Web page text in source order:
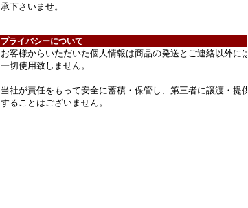
承下さいませ。
プライバシーについて
お客様からいただいた個人情報は商品の発送とご連絡以外には
一切使用致しません。
当社が責任をもって安全に蓄積・保管し、第三者に譲渡・提供
することはございません。